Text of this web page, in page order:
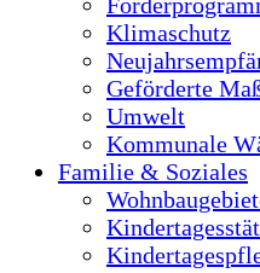
Klimaschutz
Geförderte
Umwelt
Kommunale
Familie & Soziales